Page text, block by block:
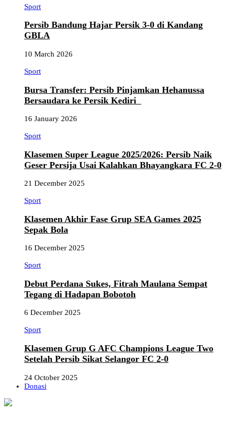
Sport
Persib Bandung Hajar Persik 3-0 di Kandang
GBLA
10 March 2026
Sport
Bursa Transfer: Persib Pinjamkan Hehanussa
Bersaudara ke Persik Kediri
16 January 2026
Sport
Klasemen Super League 2025/2026: Persib Naik
Geser Persija Usai Kalahkan Bhayangkara FC 2-0
21 December 2025
Sport
Klasemen Akhir Fase Grup SEA Games 2025
Sepak Bola
16 December 2025
Sport
Debut Perdana Sukes, Fitrah Maulana Sempat
Tegang di Hadapan Bobotoh
6 December 2025
Sport
Klasemen Grup G AFC Champions League Two
Setelah Persib Sikat Selangor FC 2-0
24 October 2025
Donasi